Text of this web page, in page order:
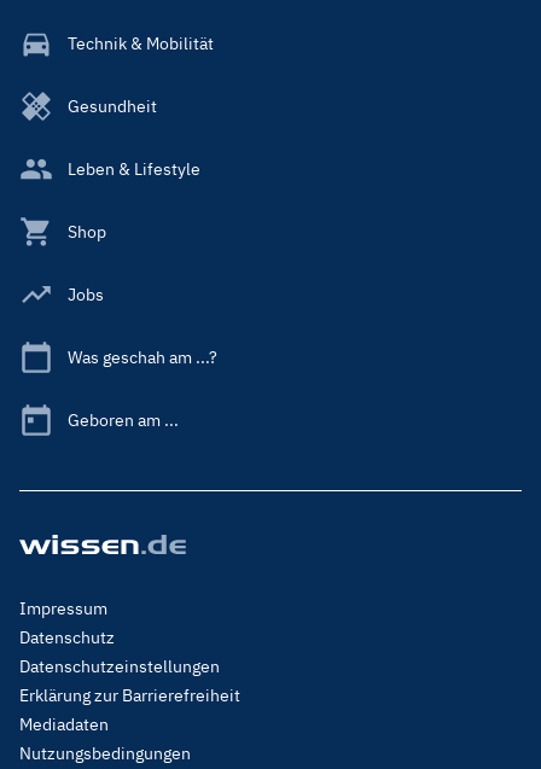
Technik & Mobilität
Gesundheit
Leben & Lifestyle
Shop
Jobs
Was geschah am ...?
Geboren am ...
Footer
Menu
Legal
Impressum
Datenschutz
Datenschutzeinstellungen
Erklärung zur Barrierefreiheit
Mediadaten
Nutzungsbedingungen